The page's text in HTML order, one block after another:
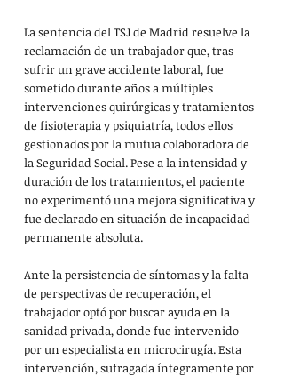
La sentencia del TSJ de Madrid resuelve la
reclamación de un trabajador que, tras
sufrir un grave accidente laboral, fue
sometido durante años a múltiples
intervenciones quirúrgicas y tratamientos
de fisioterapia y psiquiatría, todos ellos
gestionados por la mutua colaboradora de
la Seguridad Social. Pese a la intensidad y
duración de los tratamientos, el paciente
no experimentó una mejora significativa y
fue declarado en situación de incapacidad
permanente absoluta.
Ante la persistencia de síntomas y la falta
de perspectivas de recuperación, el
trabajador optó por buscar ayuda en la
sanidad privada, donde fue intervenido
por un especialista en microcirugía. Esta
intervención, sufragada íntegramente por